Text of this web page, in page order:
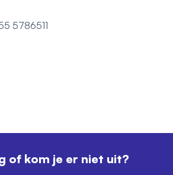
5786511
of kom je er niet uit?